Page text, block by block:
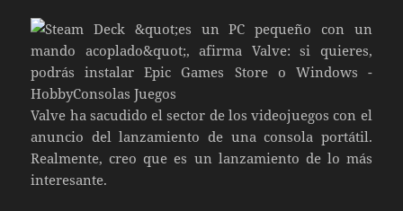
Valve ha sacudido el sector de los videojuegos con el
anuncio del lanzamiento de una consola portátil.
Realmente, creo que es un lanzamiento de lo más
interesante.